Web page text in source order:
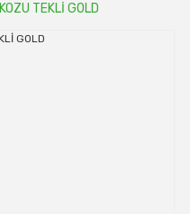
TEKLİ GOLD